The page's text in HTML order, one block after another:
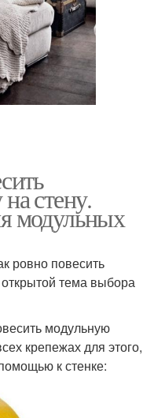
стену.
модульных
ровно повесить
тема выбора
модульную
крепежах для этого,
к стенке: